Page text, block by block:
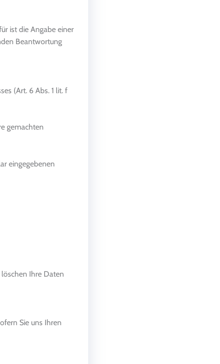
ist die Angabe einer
Beantwortung
(Art. 6 Abs. 1 lit. f
gemachten
eingegebenen
Ihre Daten
Sie uns Ihren